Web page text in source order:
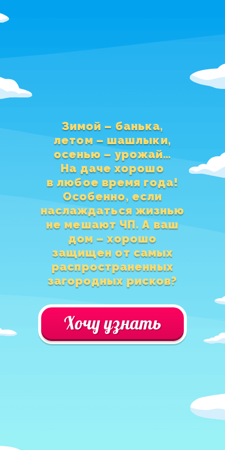
Зимой – банька,
летом – шашлыки,
осенью – урожай…
На даче хорошо
в любое время года!
Особенно, если
наслаждаться жизнью
не мешают ЧП. А ваш
дом – хорошо
защищен от самых
распространенных
загородных рисков?
Хочу узнать